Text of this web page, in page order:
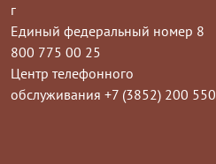
г
Единый федеральный номер 8
800 775 00 25
Центр телефонного
обслуживания +7 (3852) 200 550